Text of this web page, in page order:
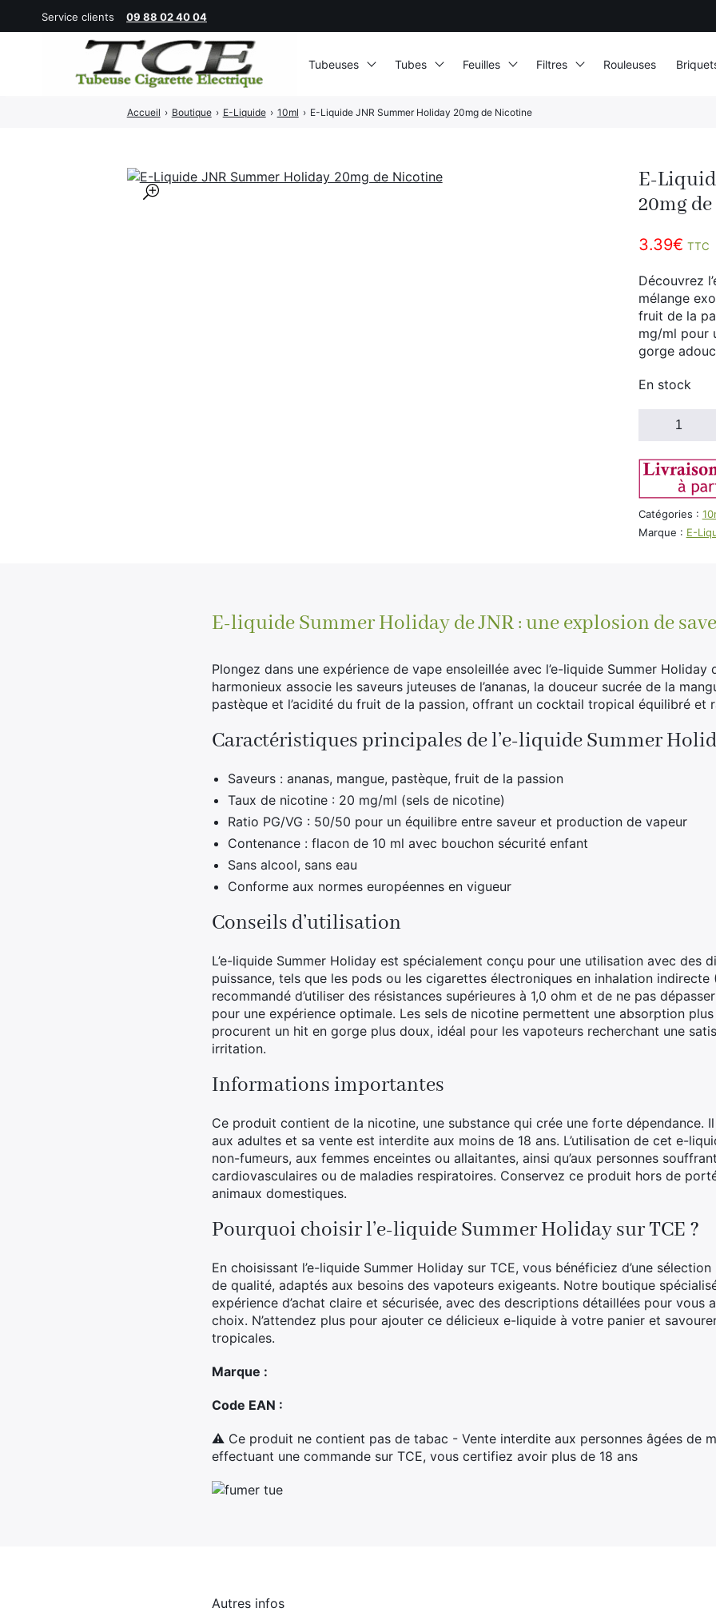
🔍
E-
20mg
3.39€ TTC
Découvrez
mélange
fruit de la
mg/ml pour
gorge
En stock
quantité
Liquide
Summer
Holiday
20mg
Catégories :
Marque : E-
Accueil › Boutique › E-Liquide › 10ml › E-Liquide JNR Summer Holiday 20mg de Nicotine
E-liquide Summer Holiday de JNR : une explosion de
Plongez dans une expérience de vape ensoleillée avec l’e-liquide Summer Holiday
harmonieux associe les saveurs juteuses de l’ananas, la douceur sucrée de la
pastèque et l’acidité du fruit de la passion, offrant un cocktail tropical équilibré et
Caractéristiques principales de l’e-liquide Summer
Saveurs : ananas, mangue, pastèque, fruit de la passion
Taux de nicotine : 20 mg/ml (sels de nicotine)
Ratio PG/VG : 50/50 pour un équilibre entre saveur et production de vapeur
Contenance : flacon de 10 ml avec bouchon sécurité enfant
Sans alcool, sans eau
Conforme aux normes européennes en vigueur
Conseils d’utilisation
L’e-liquide Summer Holiday est spécialement conçu pour une utilisation avec des
puissance, tels que les pods ou les cigarettes électroniques en inhalation indirecte
recommandé d’utiliser des résistances supérieures à 1,0 ohm et de ne pas
pour une expérience optimale. Les sels de nicotine permettent une absorption
procurent un hit en gorge plus doux, idéal pour les vapoteurs recherchant une
irritation.
Informations importantes
Ce produit contient de la nicotine, une substance qui crée une forte dépendance.
aux adultes et sa vente est interdite aux moins de 18 ans. L’utilisation de cet e-
non-fumeurs, aux femmes enceintes ou allaitantes, ainsi qu’aux personnes
cardiovasculaires ou de maladies respiratoires. Conservez ce produit hors de
animaux domestiques.
Pourquoi choisir l’e-liquide Summer Holiday sur TCE ?
En choisissant l’e-liquide Summer Holiday sur TCE, vous bénéficiez d’une
de qualité, adaptés aux besoins des vapoteurs exigeants. Notre boutique
expérience d’achat claire et sécurisée, avec des descriptions détaillées pour vous
choix. N’attendez plus pour ajouter ce délicieux e-liquide à votre panier et
tropicales.
Marque :
Code EAN :
⚠ Ce produit ne contient pas de tabac - Vente interdite aux personnes âgées de
effectuant une commande sur TCE, vous certifiez avoir plus de 18 ans
Autres infos
Service clients 09 88 02 40 04
Tubeuses Tubes Feuilles Filtres Rouleuses
: